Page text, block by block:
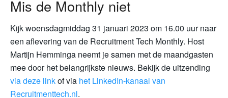
Mis de Monthly niet
Kijk woensdagmiddag 31 januari 2023 om 16.00 uur naar
een aflevering van de Recruitment Tech Monthly. Host
Martijn Hemminga neemt je samen met de maandgasten
mee door het belangrijkste nieuws. Bekijk de uitzending
via deze linkof via het LinkedIn-kanaal van
Recruitmenttech.nl.